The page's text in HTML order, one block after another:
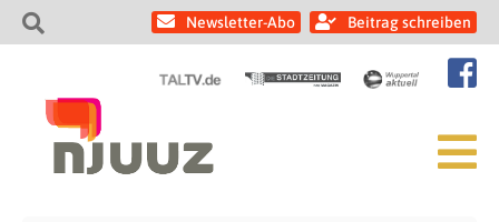
Newsletter-Abo Beitrag schreiben